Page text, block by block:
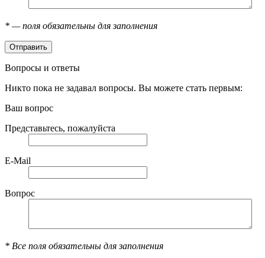
* — поля обязательны для заполнения
Вопросы и ответы
Никто пока не задавал вопросы. Вы можете стать первым:
Ваш вопрос
Представьтесь, пожалуйста
E-Mail
Вопрос
* Все поля обязательны для заполнения